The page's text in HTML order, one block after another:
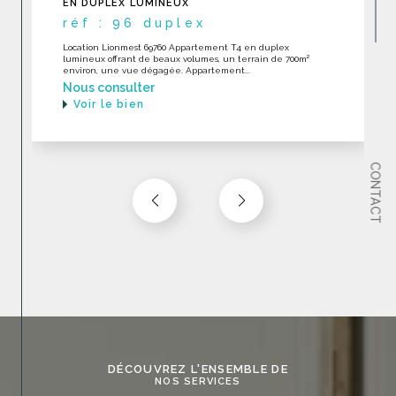
CONTACT
DERNIER ÉTAGE EXCELLENT ÉTAT
réf : 232
LOCATION Ecully 69130 RARE Appartement toit-terrase en
dernier étage en excellent état dans une construction
récente avec piscine. Appartement...
Nous consulter
Voir le bien
DÉCOUVREZ L'ENSEMBLE DE
NOS SERVICES